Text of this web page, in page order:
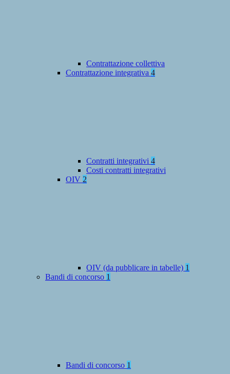
Contrattazione collettiva
Contrattazione integrativa 4
Contratti integrativi 4
Costi contratti integrativi
OIV 2
OIV (da pubblicare in tabelle) 1
Bandi di concorso 1
Bandi di concorso 1